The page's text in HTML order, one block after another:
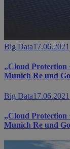
Big Data17.06.2021
„Cloud Protection
Munich Re und
Big Data17.06.2021
„Cloud Protection
Munich Re und